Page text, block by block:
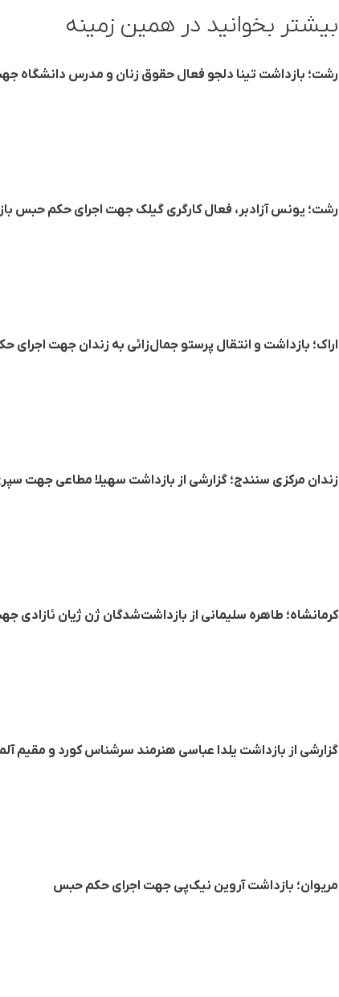
بیشتر بخوانید در همین زمینه
رشت؛ بازداشت تینا دلجو فعال حقوق زنان و مدرس دانشگاه
رشت؛ یونس آزادبر، فعال کارگری گیلک جهت اجرای حکم حبس
اراک؛ بازداشت و انتقال پرستو جمال‌زائی به زندان جهت اجرای
زندان مرکزی سنندج؛ گزارشی از بازداشت سهیلا مطاعی جهت
کرمانشاه؛ طاهره سلیمانی از بازداشت‌شدگان ژن ژیان
گزارشی از بازداشت یلدا عباسی هنرمند سرشناس کورد و مقیم
مریوان؛ بازداشت آروین نیک‌پی جهت اجرای حکم حبس